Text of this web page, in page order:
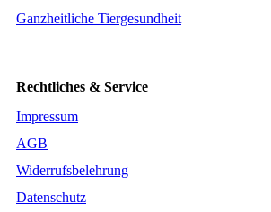
Ganzheitliche Tiergesundheit
Rechtliches & Service
Impressum
AGB
Widerrufsbelehrung
Datenschutz